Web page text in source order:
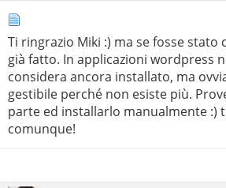
Ti ringrazio Miki :) ma se fosse stato
già fatto. In applicazioni wordpress
considera ancora installato, ma
gestibile perché non esiste più.
parte ed installarlo manualmente :)
comunque!